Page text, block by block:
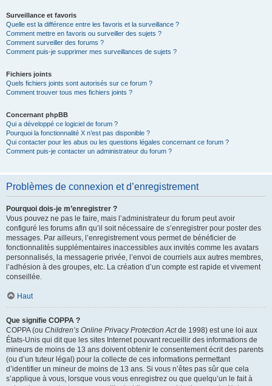
Surveillance et favoris
Quelle est la différence entre les favoris et la surveillance ?
Comment mettre en favoris ou surveiller des sujets ?
Comment surveiller des forums ?
Comment puis-je supprimer mes surveillances de sujets ?
Fichiers joints
Quels fichiers joints sont autorisés sur ce forum ?
Comment trouver tous mes fichiers joints ?
Concernant phpBB
Qui a développé ce logiciel de forum ?
Pourquoi la fonctionnalité X n’est pas disponible ?
Qui contacter pour les abus ou les questions légales concernant ce forum ?
Comment puis-je contacter un administrateur du forum ?
Problèmes de connexion et d’enregistrement
Pourquoi dois-je m’enregistrer ?
Vous pouvez ne pas le faire, mais l’administrateur du forum peut avoir
configuré les forums afin qu’il soit nécessaire de s’enregistrer pour poster des
messages. Par ailleurs, l’enregistrement vous permet de bénéficier de
fonctionnalités supplémentaires inaccessibles aux invités comme les avatars
personnalisés, la messagerie privée, l’envoi de courriels aux autres membres,
l’adhésion à des groupes, etc. La création d’un compte est rapide et vivement
conseillée.
Haut
Que signifie COPPA ?
COPPA (ou Children’s Online Privacy Protection Actde 1998) est une loi aux
États-Unis qui dit que les sites Internet pouvant recueillir des informations de
mineurs de moins de 13 ans doivent obtenir le consentement écrit des parents
(ou d’un tuteur légal) pour la collecte de ces informations permettant
d’identifier un mineur de moins de 13 ans. Si vous n’êtes pas sûr que cela
s’applique à vous, lorsque vous vous enregistrez ou que quelqu’un le fait à